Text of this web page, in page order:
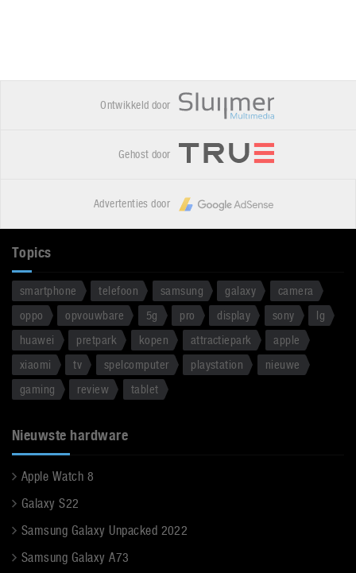
Ontwikkeld door
Gehost door
Advertenties door
Topics
smartphone telefoon samsung galaxy
camera
oppo
opvouwbare 5g pro display sony
lg
huawei
pretpark kopen attractiepark
apple
xiaomi
tv spelcomputer playstation
nieuwe
gaming
review tablet
Nieuwste hardware
Apple Watch 8
Galaxy S22
Samsung Galaxy Unpacked 2022
Samsung Galaxy A73